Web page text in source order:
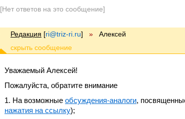
[Нет ответов на это сообщение]
Редакция [ri@triz-ri.ru] » Алексей
Уважаемый Алексей!
Пожалуйста, обратите внимание
1. На возможные обсуждения-аналоги,
нажатия на ссылку);